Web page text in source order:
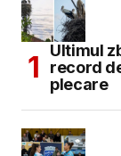
Ultimul
record
plecare